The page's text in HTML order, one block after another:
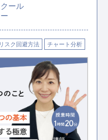
とりのある人生を送りた
ール
リスク回避方法 チャート分析